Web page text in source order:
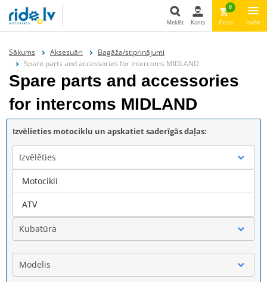
Meklēt Konts
0
Grozs Izvēle
Sākums Aksesuāri
Bagāža/stiprinājumi
Spare parts and accessories for intercoms MIDLAND
Spare parts and accessories
for intercoms MIDLAND
Izvēlieties motociklu un apskatiet saderīgās daļas:
Izvēlēties
Marka
Kubatūra
Modelis
Motocikli
ATV